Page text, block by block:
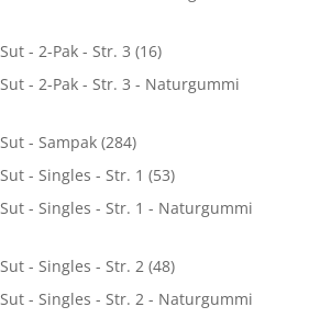
- 2-Pak - Str. 3 (16)
- 2-Pak - Str. 3 - Naturgummi
- Sampak (284)
- Singles - Str. 1 (53)
- Singles - Str. 1 - Naturgummi
- Singles - Str. 2 (48)
- Singles - Str. 2 - Naturgummi